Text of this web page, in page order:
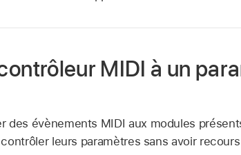
MIDI à un
des évènements MIDI aux modules
leurs paramètres sans avoir